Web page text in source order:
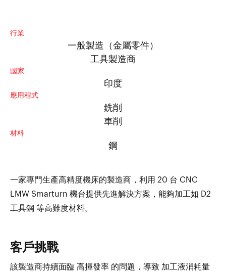
行業
一般製造（金屬零件）
工具製造商
國家
印度
應用程式
銑削
車削
材料
鋼
一家專門生產高精度機床的製造商，利用 20 台 CNC
LMW Smarturn 機台提供先進解決方案，能夠加工如 D2
工具鋼 等高難度材料。
客戶挑戰
該製造商持續面臨 高揮發率 的問題，導致 加工液消耗量